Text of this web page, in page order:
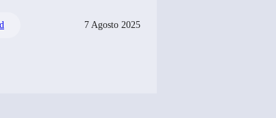
7 Agosto 2025